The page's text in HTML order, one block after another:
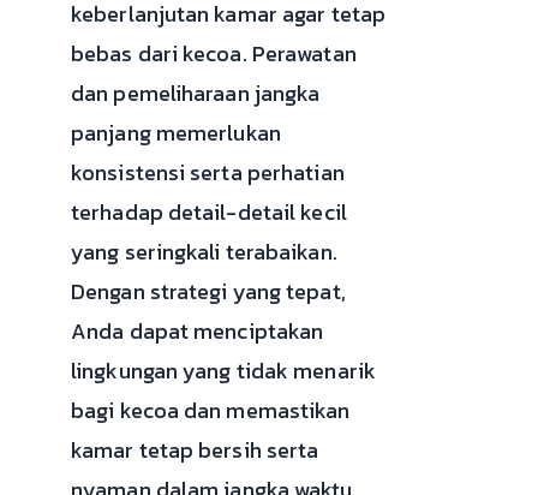
keberlanjutan kamar agar tetap
bebas dari kecoa. Perawatan
dan pemeliharaan jangka
panjang memerlukan
konsistensi serta perhatian
terhadap detail-detail kecil
yang seringkali terabaikan.
Dengan strategi yang tepat,
Anda dapat menciptakan
lingkungan yang tidak menarik
bagi kecoa dan memastikan
kamar tetap bersih serta